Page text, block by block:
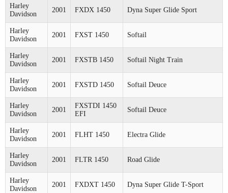
Harley
Davidson
2001 FXDX 1450 Dyna Super Glide Sport
Harley
Davidson
2001 FXST 1450 Softail
Harley
Davidson
2001 FXSTB 1450 Softail Night Train
Harley
Davidson
2001 FXSTD 1450 Softail Deuce
Harley
Davidson
2001
FXSTDI 1450
EFI
Softail Deuce
Harley
Davidson
2001 FLHT 1450 Electra Glide
Harley
Davidson
2001 FLTR 1450 Road Glide
Harley
Davidson
2001 FXDXT 1450 Dyna Super Glide T-Sport